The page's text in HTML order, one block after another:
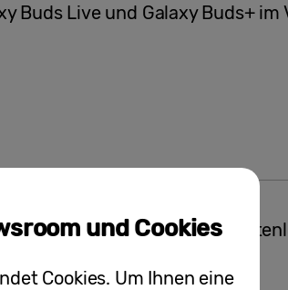
Buds Live und Galaxy Buds+ im
Hörbücher und Hörspiele
und Cookies
Cookies. Um Ihnen eine